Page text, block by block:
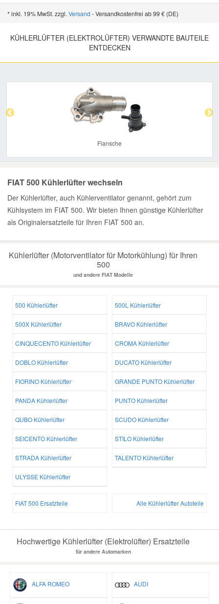
* inkl. 19% MwSt. zzgl. Versand - Versandkostenfrei ab 99 € (DE)
KÜHLERLÜFTER (ELEKTROLÜFTER) VERWANDTE BAUTEILE
ENTDECKEN
Flansche
FIAT 500 Kühlerlüfter wechseln
Der Kühlerlüfter, auch Kühlerventilator genannt, gehört zum
Kühlsystem im FIAT 500. Wir bieten Ihnen günstige Kühlerlüfter
als Originalersatzteile für Ihren FIAT 500 an.
Kühlerlüfter (Motorventilator für Motorkühlung) für Ihren
500
und andere FIAT Modelle
500 Kühlerlüfter 500L Kühlerlüfter
500X Kühlerlüfter BRAVO Kühlerlüfter
CINQUECENTO Kühlerlüfter CROMA Kühlerlüfter
DOBLO Kühlerlüfter DUCATO Kühlerlüfter
FIORINO Kühlerlüfter GRANDE PUNTO Kühlerlüfter
PANDA Kühlerlüfter PUNTO Kühlerlüfter
QUBO Kühlerlüfter SCUDO Kühlerlüfter
SEICENTO Kühlerlüfter STILO Kühlerlüfter
STRADA Kühlerlüfter TALENTO Kühlerlüfter
ULYSSE Kühlerlüfter
FIAT 500 Ersatzteile Alle Kühlerlüfter Autoteile
Hochwertige Kühlerlüfter (Elektrolüfter) Ersatzteile
für andere Automarken
ALFA ROMEO AUDI